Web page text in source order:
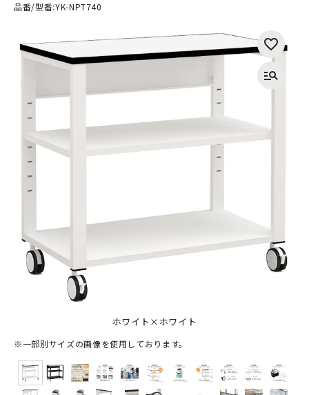
品番/型番:YK-NPT740
ホワイト×ホワイト
※一部別サイズの画像を使用しております。